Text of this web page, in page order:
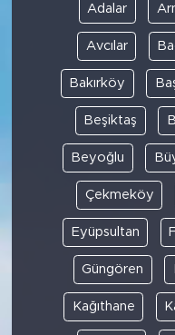
Adalar
Avcılar
Bakırköy
Beşiktaş
Beyoğlu
Çekmeköy
Eyüpsultan
Güngören
Kağıthane